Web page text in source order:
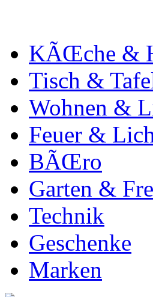
KÃŒche &
Tisch &
Wohnen &
Feuer &
BÃŒro
Garten &
Technik
Geschenke
Marken